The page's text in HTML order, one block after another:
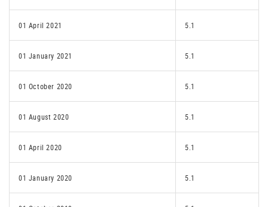
01 April 2021 5.1
01 January 2021 5.1
01 October 2020 5.1
01 August 2020 5.1
01 April 2020 5.1
01 January 2020 5.1